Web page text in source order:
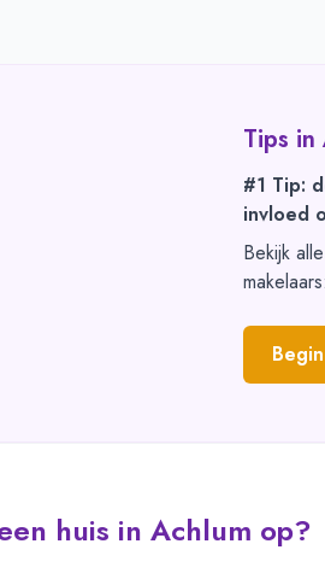
Tips in
#1 Tip:
invloed
Bekijk
huis in Achlum op?